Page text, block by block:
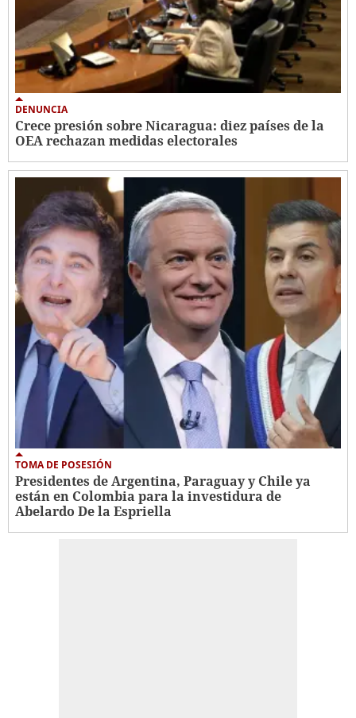
DENUNCIA
Crece presión sobre Nicaragua: diez países de la
OEA rechazan medidas electorales
TOMA DE POSESIÓN
Presidentes de Argentina, Paraguay y Chile ya
están en Colombia para la investidura de
Abelardo De la Espriella